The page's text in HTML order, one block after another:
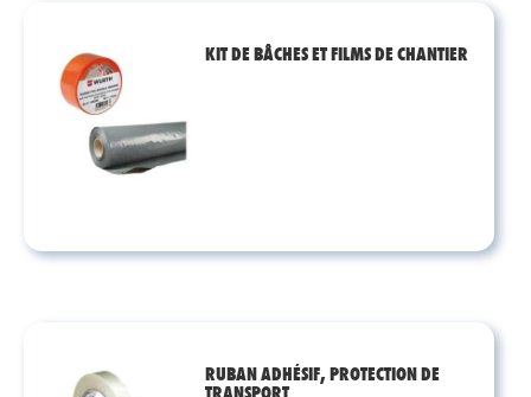
KIT DE BÂCHES ET FILMS DE CHANTIER
RUBAN ADHÉSIF, PROTECTION DE
TRANSPORT